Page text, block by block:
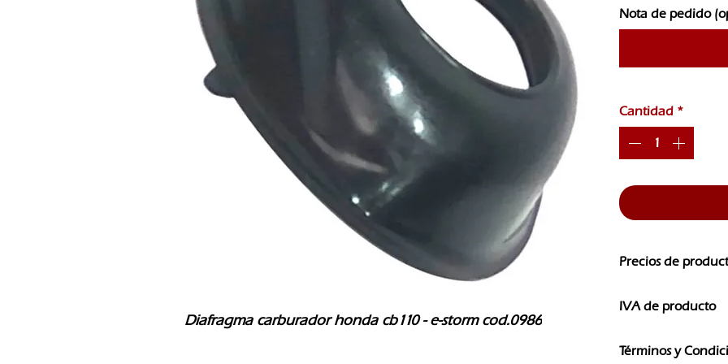
Diafragma carburador honda cb110 - e-storm cod.0986
Nota de pedido
Cantidad *
Precios de
CAMBIOS SIN
IVA de producto
IVA
Términos y